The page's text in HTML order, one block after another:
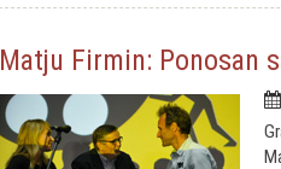
Matju Firmin: Ponosan